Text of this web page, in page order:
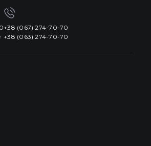
+38 (067) 274-70-70
+38 (063) 274-70-70
+38 (067) 274-70-70
+38 (063) 274-70-70